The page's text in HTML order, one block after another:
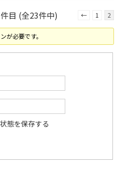
目 (全23件中) ← 1 2
が必要です。
態を保存する